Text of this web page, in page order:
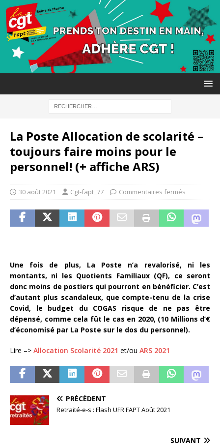
La Poste Allocation de scolarité –
toujours faire moins pour le
personnel! (+ affiche ARS)
30 août 2021 Cgt-fapt_77 Commentaires fermés
Une fois de plus, La Poste n’a revalorisé, ni les
montants, ni les Quotients Familiaux (QF), ce seront
donc moins de postiers qui pourront en bénéficier. C’est
d’autant plus scandaleux, que compte-tenu de la crise
Covid, le budget du COGAS risque de ne pas être
dépensé, comme cela fût le cas en 2020, (10 Millions d’€
d’économisé par La Poste sur le dos du personnel).
Lire –> Allocation Scolarité 2021 et/ou ARS 2021
PRÉCÉDENT
Retraité-e-s : Flash UFR FAPT Août 2021
SUIVANT